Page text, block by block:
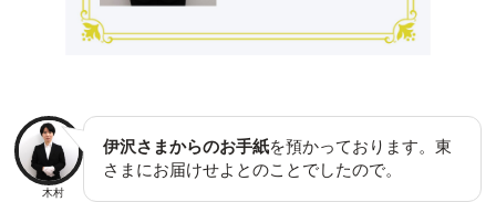
木村
伊沢さまからのお手紙を預かっております。東
さまにお届けせよとのことでしたので。